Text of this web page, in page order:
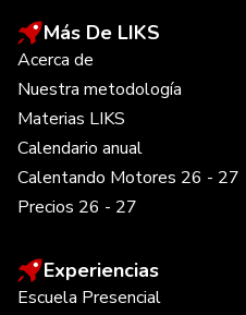
Más De LIKS
Acerca de
Nuestra metodología
Materias LIKS
Calendario anual
Calentando Motores 26 - 27
Precios 26 - 27
Experiencias
Escuela Presencial